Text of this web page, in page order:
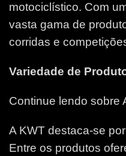
motociclístico. Com
vasta gama de
corridas e
Variedade de
Continue lendo sobre
A KWT destaca-se
Entre os produtos